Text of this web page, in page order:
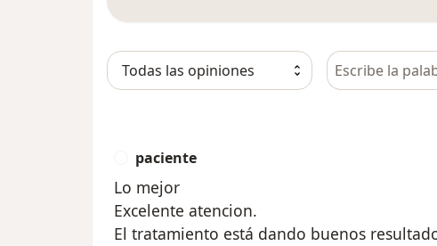
Busca en
paciente
Lo mejor
Excelente atencion.
El tratamiento está dando buenos